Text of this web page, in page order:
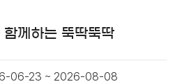
께하는 뚝딱뚝딱
06-23 ~ 2026-08-08